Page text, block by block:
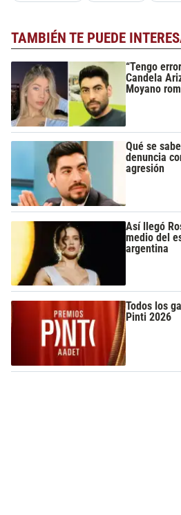
TAMBIÉN TE PUEDE
“Tengo
Candela
Moyano
Qué se
denuncia
agresión
Así llegó
medio del
argentina
Todos los
Pinti 2026